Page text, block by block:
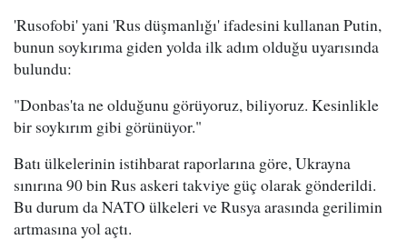
'Rusofobi' yani 'Rus düşmanlığı' ifadesini kullanan Putin,
bunun soykırıma giden yolda ilk adım olduğu uyarısında
bulundu:
"Donbas'ta ne olduğunu görüyoruz, biliyoruz. Kesinlikle
bir soykırım gibi görünüyor."
Batı ülkelerinin istihbarat raporlarına göre, Ukrayna
sınırına 90 bin Rus askeri takviye güç olarak gönderildi.
Bu durum da NATO ülkeleri ve Rusya arasında gerilimin
artmasına yol açtı.